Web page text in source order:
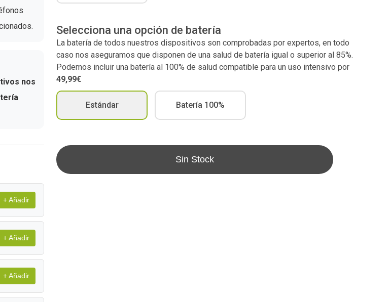
nos
+ Añadir
+ Añadir
+ Añadir
Selecciona una opción de batería
La batería de todos nuestros dispositivos son comprobadas por expertos, en todo
caso nos aseguramos que disponen de una salud de batería igual o superior al 85%.
Podemos incluir una batería al 100% de salud compatible para un uso intensivo por
49,99€
Estándar Batería 100%
Sin Stock